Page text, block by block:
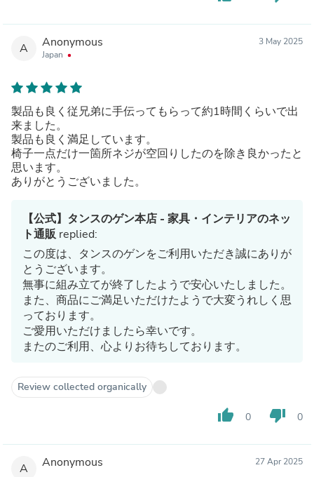
A Anonymous
Japan
3 May 2025
製品も良く従兄弟に手伝ってもらって約1時間くらいで出
来ました。
製品も良く満足しています。
椅子一点だけ一箇所ネジが空回りしたのを除き良かったと
思います。
ありがとうございました。
【公式】タンスのゲン本店 - 家具・インテリアのネッ
ト通販replied:
この度は、タンスのゲンをご利用いただき誠にありが
とうございます。
無事に組み立てが終了したようで安心いたしました。
また、商品にご満足いただけたようで大変うれしく思
っております。
ご愛用いただけましたら幸いです。
またのご利用、心よりお待ちしております。
Review collected organically
thumb_up 0 thumb_down 0
A Anonymous 27 Apr 2025